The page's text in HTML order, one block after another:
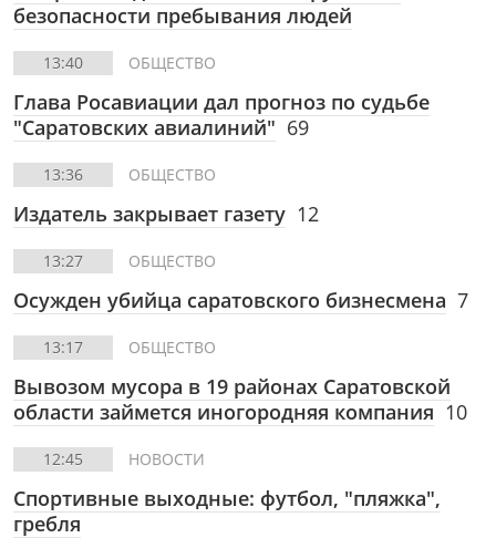
безопасности пребывания людей
13:40 ОБЩЕСТВО
Глава Росавиации дал прогноз по судьбе
"Саратовских авиалиний" 69
13:36 ОБЩЕСТВО
Издатель закрывает газету 12
13:27 ОБЩЕСТВО
Осужден убийца саратовского бизнесмена 7
13:17 ОБЩЕСТВО
Вывозом мусора в 19 районах Саратовской
области займется иногородняя компания 10
12:45 НОВОСТИ
Спортивные выходные: футбол, "пляжка",
гребля